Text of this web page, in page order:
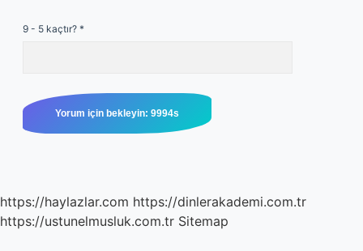
9 - 5 kaçtır? *
https://haylazlar.com https://dinlerakademi.com.tr
https://ustunelmusluk.com.tr Sitemap